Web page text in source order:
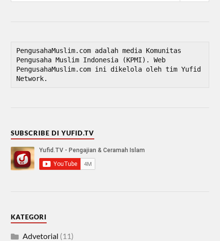
PengusahaMuslim.com adalah media Komunitas
Pengusaha Muslim Indonesia (KPMI). Web
PengusahaMuslim.com ini dikelola oleh tim Yufid
Network.
SUBSCRIBE DI YUFID.TV
KATEGORI
Advetorial (11)